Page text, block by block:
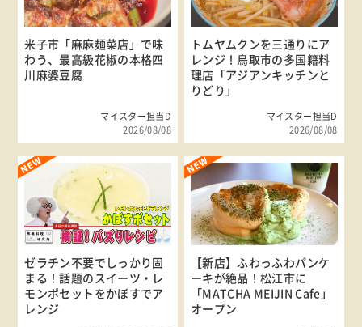
米子市「麻麻麺菜店」で味
わう、最高級花椒の本格四
川麻婆豆腐
マイスター担当D
2026/08/08
トムヤムクンを三通りにア
レンジ！鳥取市の多国籍料
理店「アジアンキッチンと
りどり」
マイスター担当D
2026/08/08
ゼラチン不要でしっかり固
まる！話題のスイーツ・レ
モンポセットをかぼすでア
レンジ
【新店】ふわっふわパンケ
ーキが絶品！松江市に
「MATCHA MEIJIN Cafe」
オープン